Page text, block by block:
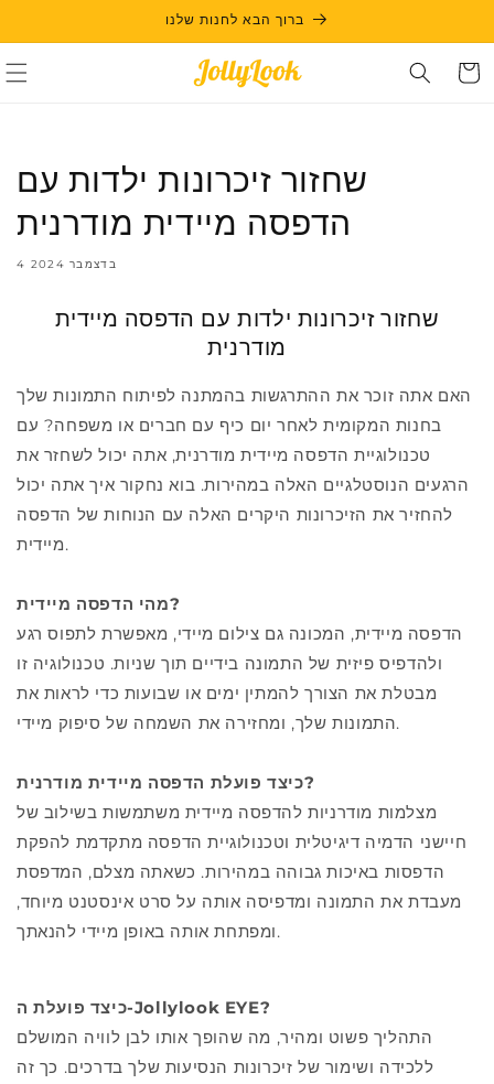
ברוך הבא לחנות שלנו
Cart
שחזור זיכרונות ילדות עם
הדפסה מיידית מודרנית
4 בדצמבר 2024
שחזור זיכרונות ילדות עם הדפסה מיידית
מודרנית
האם אתה זוכר את ההתרגשות בהמתנה לפיתוח התמונות שלך
בחנות המקומית לאחר יום כיף עם חברים או משפחה? עם
טכנולוגיית הדפסה מיידית מודרנית, אתה יכול לשחזר את
הרגעים הנוסטלגיים האלה במהירות. בוא נחקור איך אתה יכול
להחזיר את הזיכרונות היקרים האלה עם הנוחות של הדפסה
מיידית.
מהי הדפסה מיידית?
הדפסה מיידית, המכונה גם צילום מיידי, מאפשרת לתפוס רגע
ולהדפיס פיזית של התמונה בידיים תוך שניות. טכנולוגיה זו
מבטלת את הצורך להמתין ימים או שבועות כדי לראות את
התמונות שלך, ומחזירה את השמחה של סיפוק מיידי.
כיצד פועלת הדפסה מיידית מודרנית?
מצלמות מודרניות להדפסה מיידית משתמשות בשילוב של
חיישני הדמיה דיגיטלית וטכנולוגיית הדפסה מתקדמת להפקת
הדפסות באיכות גבוהה במהירות. כשאתה מצלם, המדפסת
מעבדת את התמונה ומדפיסה אותה על סרט אינסטנט מיוחד,
ומפתחת אותה באופן מיידי להנאתך.
כיצד פועלת ה-Jollylook EYE?
התהליך פשוט ומהיר, מה שהופך אותו לבן לוויה המושלם
ללכידה ושימור של זיכרונות הנסיעות שלך בדרכים. כך זה